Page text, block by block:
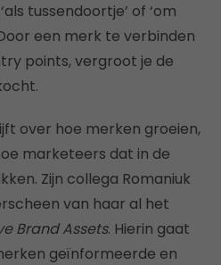
tussendoortje’ of ‘om
een merk te verbinden
points, vergroot je de
over hoe merken groeien,
marketeers dat in de
Zijn collega Romaniuk
van haar al het
Brand Assets. Hierin gaat
geïnformeerde en